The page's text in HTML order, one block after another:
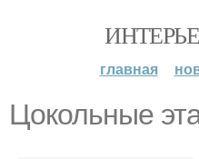
главная
Цокольные